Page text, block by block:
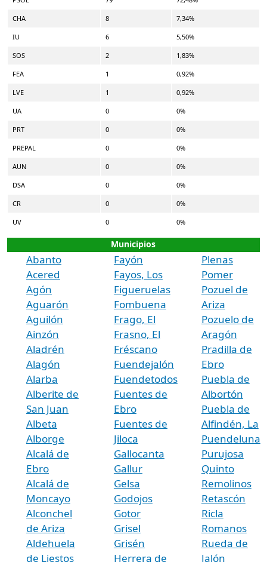
CHA 8 7,34%
IU 6 5,50%
SOS 2 1,83%
FEA 1 0,92%
LVE 1 0,92%
UA 0 0%
PRT 0 0%
PREPAL 0 0%
AUN 0 0%
DSA 0 0%
CR 0 0%
UV 0 0%
Municipios
Abanto
Acered
Agón
Aguarón
Aguilón
Ainzón
Aladrén
Alagón
Alarba
Alberite de
San Juan
Albeta
Alborge
Alcalá de
Ebro
Alcalá de
Moncayo
Alconchel
de Ariza
Aldehuela
de Liestos
Fayón
Fayos, Los
Figueruelas
Fombuena
Frago, El
Frasno, El
Fréscano
Fuendejalón
Fuendetodos
Fuentes de
Ebro
Fuentes de
Jiloca
Gallocanta
Gallur
Gelsa
Godojos
Gotor
Grisel
Grisén
Herrera de
Plenas
Pomer
Pozuel de
Ariza
Pozuelo de
Aragón
Pradilla de
Ebro
Puebla de
Albortón
Puebla de
Alfindén, La
Puendeluna
Purujosa
Quinto
Remolinos
Retascón
Ricla
Romanos
Rueda de
Jalón